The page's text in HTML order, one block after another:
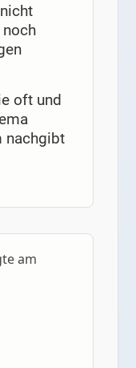
oft und
nachgibt
am